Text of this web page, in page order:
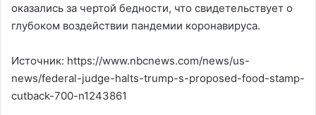
оказались за чертой бедности, что свидетельствует о
глубоком воздействии пандемии коронавируса.
Источник: https://www.nbcnews.com/news/us-
news/federal-judge-halts-trump-s-proposed-food-stamp-
cutback-700-n1243861